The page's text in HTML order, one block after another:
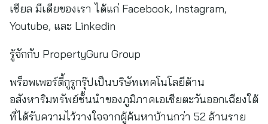
เชียล มีเดียของเรา ได้แก่ Facebook, Instagram,
Youtube, และ Linkedin
รู้จักกับ PropertyGuru Group
พร็อพเพอร์ตี้กูรูกรุ๊ปเป็นบริษัทเทคโนโลยีด้าน
อสังหาริมทรัพย์ชั้นนำของภูมิภาคเอเชียตะวันออกเฉียงใต้
ที่ได้รับความไว้วางใจจากผู้ค้นหาบ้านกว่า 52 ล้านราย